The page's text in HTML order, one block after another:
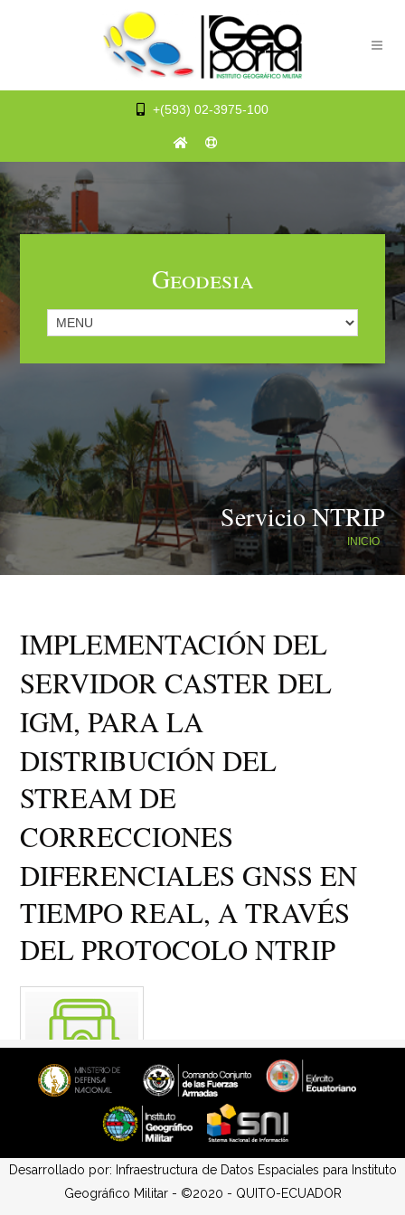
Desarrollado por: Infraestructura de Datos Espaciales para Instituto
Geográfico Militar - ©2020 - QUITO-ECUADOR